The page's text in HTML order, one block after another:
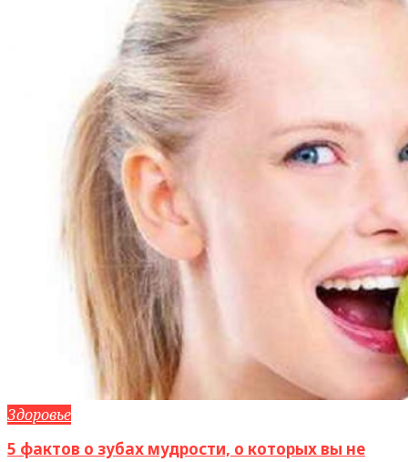
Здоровье
5 фактов о зубах мудрости, о которых вы не